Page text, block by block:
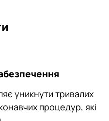
уникнути тривалих
процедур, які